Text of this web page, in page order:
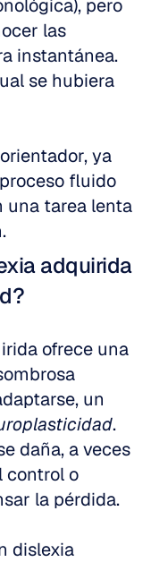
pero
las
instantánea.
se hubiera
ya
fluido
una tarea lenta
adquirida
ofrece una
un
.
daña, a veces
control o
la pérdida.
dislexia